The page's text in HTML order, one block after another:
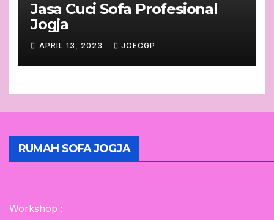
Jasa Cuci Sofa Profesional
Jogja
APRIL 13, 2023 JOECGP
RUMAH SOFA JOGJA
Workshop :